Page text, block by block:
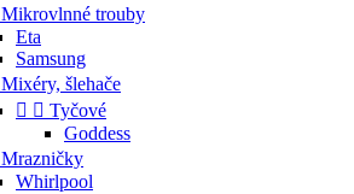
Mikrovlnné trouby
Eta
Samsung
Mixéry, šlehače
  Tyčové
Goddess
Mrazničky
Whirlpool